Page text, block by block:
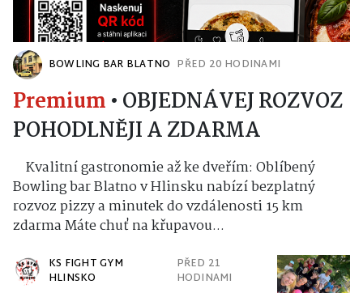
BOWLING BAR BLATNO PŘED 20 HODINAMI
Premium • OBJEDNÁVEJ ROZVOZ
POHODLNĚJI A ZDARMA
Kvalitní gastronomie až ke dveřím: Oblíbený
Bowling bar Blatno v Hlinsku nabízí bezplatný
rozvoz pizzy a minutek do vzdálenosti 15 km
zdarma Máte chuť na křupavou...
KS FIGHT GYM
HLINSKO
PŘED 21
HODINAMI